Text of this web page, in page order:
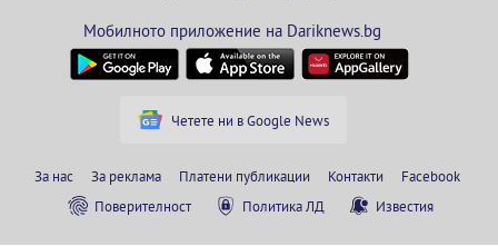
Мобилното приложение на Dariknews.bg
Четете ни в Google News
За нас За реклама Платени публикации Контакти
Facebook
Поверителност
Политика ЛД Известия